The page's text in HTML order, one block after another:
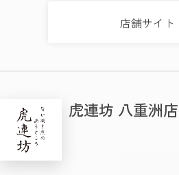
店舗サイト
虎連坊 八重洲店